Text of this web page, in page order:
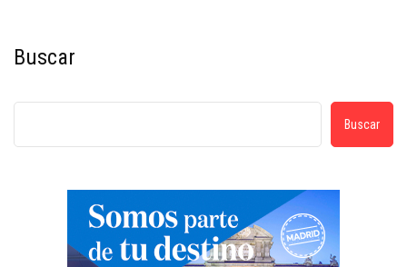
Buscar
Buscar